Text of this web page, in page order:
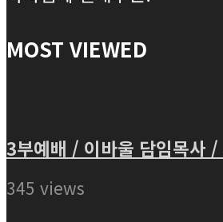
MOST VIEWED
3부예배 / 이바울 담임목사
345 views